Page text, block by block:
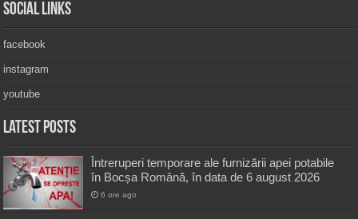
Social Links
facebook
instagram
youtube
Latest Posts
Întreruperi temporare ale furnizării apei potabile
în Bocșa Română, în data de 6 august 2026
6 ore ago